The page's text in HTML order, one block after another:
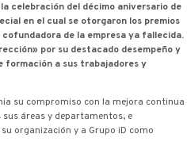
celebración del décimo aniversario de
en el cual se otorgaron los premios
de la empresa ya fallecida.
por su destacado desempeño y
formación a sus trabajadores y
su compromiso con la mejora continua
áreas y departamentos, e
organización y a Grupo iD como